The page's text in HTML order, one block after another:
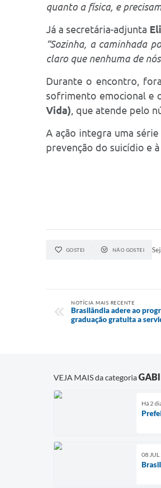
quanto a física, e
Já a secretária-adjunta
“Sozinha, a caminhada
claro que nenhuma de
Durante o encontro,
sofrimento emocional e
Vida), que atende pelo
A ação integra uma
prevenção do suicídio e
GOSTEI NÃO GOSTEI
NOTÍCIA MAIS RECENTE
Brasilândia adere ao
graduação gratuita a
VEJA MAIS da categoria
Há 2
08